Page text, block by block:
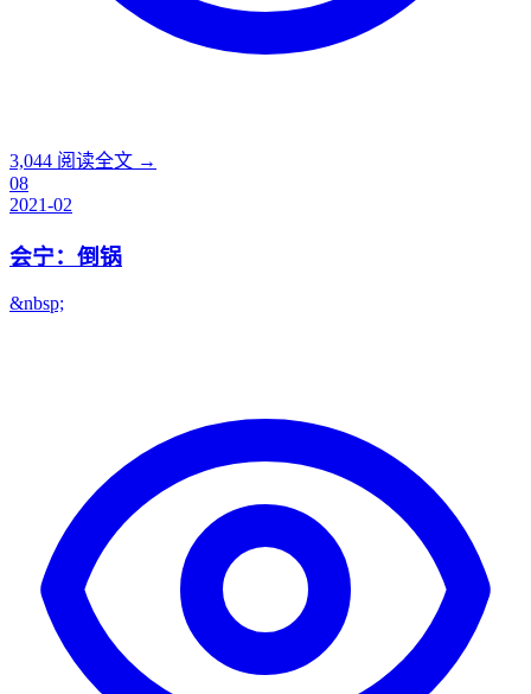
3,044 阅读全文 →
08
2021-02
会宁：倒锅
&nbsp;